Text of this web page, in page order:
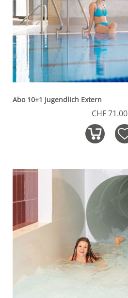
Abo 10+1 Jugendlich Extern
CHF 71.00